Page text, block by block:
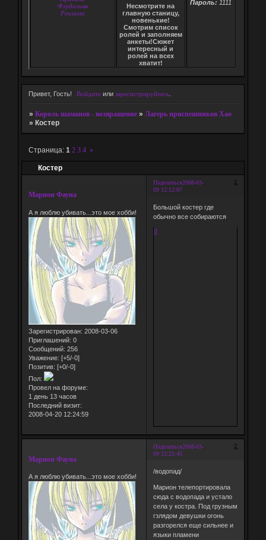
Флудильня
Реклама
Несмотрите на
главную станицу,
новенькие!
Смотрим список
ролей и заполняем
анкеты!Сюжет
интересный и
ролей на всех
хватит!
Пароль: 1111
Привет, Гость! Войдите илизарегистрируйтесь
» Король шаманов - возвращение » Лагерь приспешников Хао
» Костер
Костер
Страница: 1 2 3 4 »
Поделиться 1
2008-03-
09 12:12:07
Марион Фауна
А я люблю убивать...это мое хобби!
Зарегистрирован: 2008-03-06
Приглашений: 0
Сообщений: 256
Уважение: [+5/-0]
Позитив: [+0/-0]
Пол:
Провел на форуме:
1 день 13 часов
Последний визит:
2008-04-20 12:24:59
Большой костер где
обычно все собираются
0
Поделиться 2
2008-03-
09 12:21:45
Марион Фауна
А я люблю убивать...это мое хобби!
/водопад/
Марион телепортировала
сюда с водопада и устало
села у костра. Под грузным
гзлядом девушки огонь
разгорелся еще сильнее и
языки пламени